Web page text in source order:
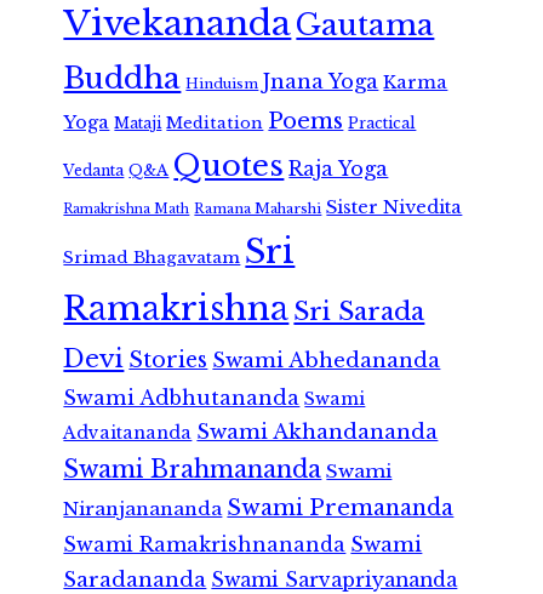
VivekanandaGautama
Buddha Hinduism Jnana Yoga Karma
Yoga Mataji Meditation Poems Practical
Vedanta Q&A Quotes Raja Yoga
Ramakrishna Math Ramana Maharshi Sister Nivedita
Srimad Bhagavatam Sri
RamakrishnaSri Sarada
Devi Stories Swami Abhedananda
Swami Adbhutananda Swami
Advaitananda Swami Akhandananda
Swami Brahmananda Swami
Niranjanananda Swami Premananda
Swami Ramakrishnananda Swami
Saradananda Swami Sarvapriyananda